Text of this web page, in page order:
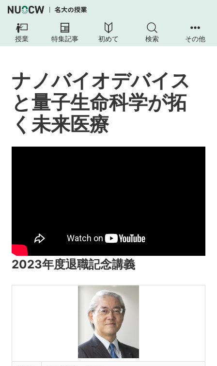
授業 特集記事 初めて 検索 その他
ナノバイオデバイス
と量子生命科学が拓
く未来医療
2023年度退職記念講義